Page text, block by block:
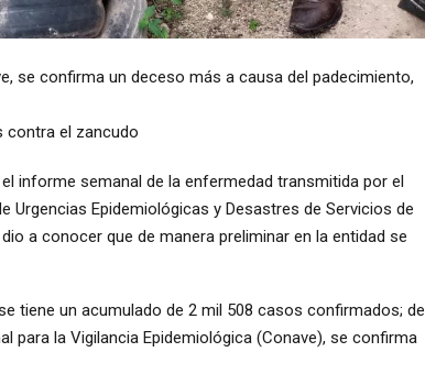
se confirma un deceso más a causa del padecimiento,
contra el zancudo
informe semanal de la enfermedad transmitida por el
Urgencias Epidemiológicas y Desastres de Servicios de
a conocer que de manera preliminar en la entidad se
tiene un acumulado de 2 mil 508 casos confirmados; de
para la Vigilancia Epidemiológica (Conave), se confirma